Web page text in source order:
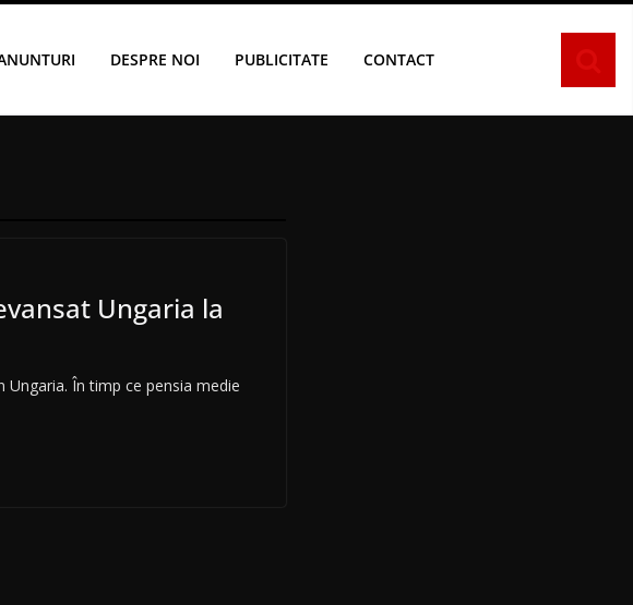
DESPRE NOI PUBLICITATE CONTACT
Ungaria la
În timp ce pensia medie